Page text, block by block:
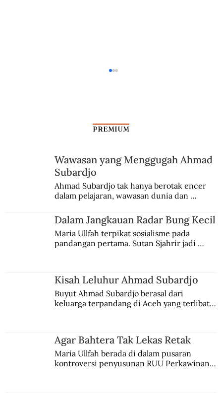
Merambah Melalui Sekolah
PREMIUM
Wawasan yang Menggugah Ahmad
Subardjo
Ahmad Subardjo tak hanya berotak encer
dalam pelajaran, wawasan dunia dan
Jules Verne, Multatuli, hingga Sun Yat-sen.
Dalam Jangkauan Radar Bung Kecil
Maria Ullfah terpikat sosialisme pada
pandangan pertama. Sutan Sjahrir jadi
Kisah Leluhur Ahmad Subardjo
Buyut Ahmad Subardjo berasal dari
keluarga terpandang di Aceh yang terlibat
Agar Bahtera Tak Lekas Retak
Maria Ullfah berada di dalam pusaran
kontroversi penyusunan RUU Perkawinan.